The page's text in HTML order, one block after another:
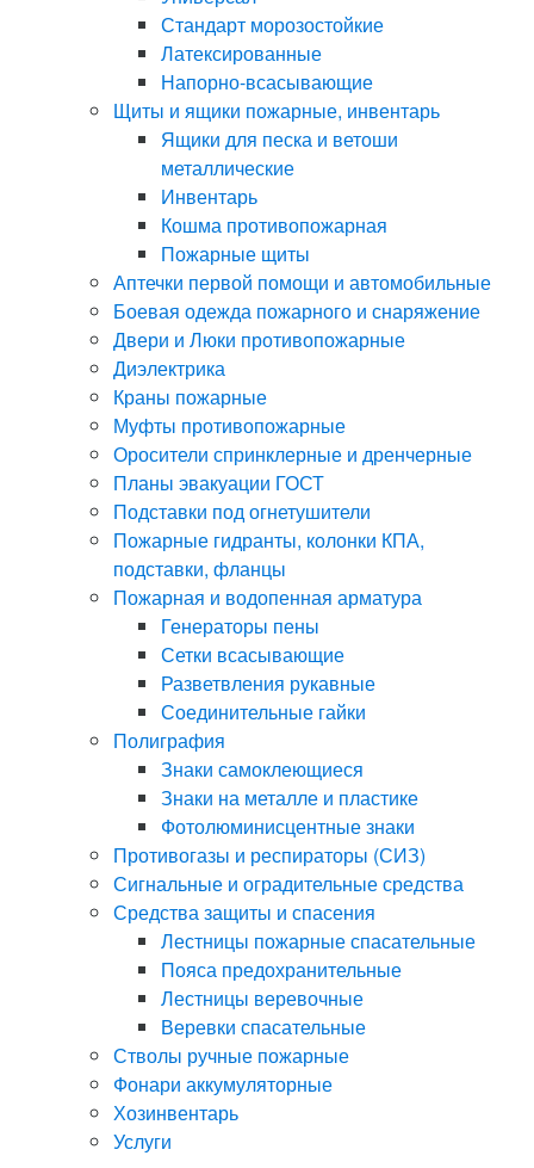
Стандарт морозостойкие
Латексированные
Напорно-всасывающие
Щиты и ящики пожарные, инвентарь
Ящики для песка и ветоши
металлические
Инвентарь
Кошма противопожарная
Пожарные щиты
Аптечки первой помощи и автомобильные
Боевая одежда пожарного и снаряжение
Двери и Люки противопожарные
Диэлектрика
Краны пожарные
Муфты противопожарные
Оросители спринклерные и дренчерные
Планы эвакуации ГОСТ
Подставки под огнетушители
Пожарные гидранты, колонки КПА,
подставки, фланцы
Пожарная и водопенная арматура
Генераторы пены
Сетки всасывающие
Разветвления рукавные
Соединительные гайки
Полиграфия
Знаки самоклеющиеся
Знаки на металле и пластике
Фотолюминисцентные знаки
Противогазы и респираторы (СИЗ)
Сигнальные и оградительные средства
Средства защиты и спасения
Лестницы пожарные спасательные
Пояса предохранительные
Лестницы веревочные
Веревки спасательные
Стволы ручные пожарные
Фонари аккумуляторные
Хозинвентарь
Услуги